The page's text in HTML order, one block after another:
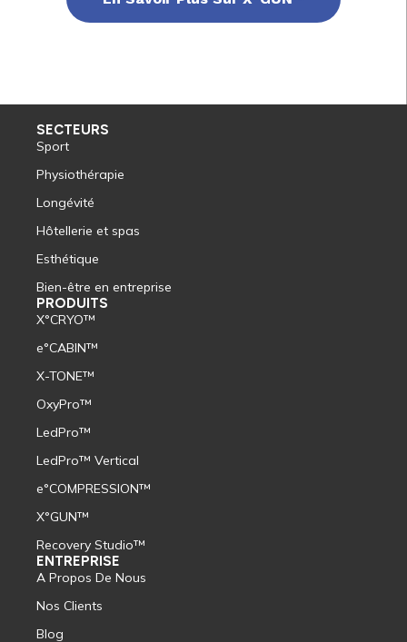
SECTEURS
Sport
Physiothérapie
Longévité
Hôtellerie et spas
Esthétique
Bien-être en entreprise
PRODUITS
X°CRYO™
e°CABIN™
X-TONE™
OxyPro™
LedPro™
LedPro™ Vertical
e°COMPRESSION™
X°GUN™
Recovery Studio™
ENTREPRISE
A Propos De Nous
Nos Clients
Blog